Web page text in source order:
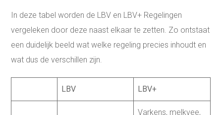
In deze tabel worden de LBV en LBV+ Regelingen
vergeleken door deze naast elkaar te zetten. Zo ontstaat
een duidelijk beeld wat welke regeling precies inhoudt en
wat dus de verschillen zijn.
LBV LBV+
Varkens, melkvee,